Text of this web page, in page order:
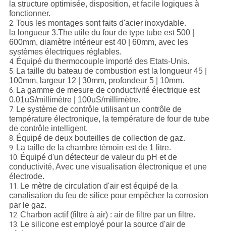
la structure optimisée, disposition, et facile logiques à
fonctionner.
2. Tous les montages sont faits d'acier inoxydable.
la longueur 3.The utile du four de type tube est 500 |
600mm, diamètre intérieur est 40 | 60mm, avec les
systèmes électriques réglables.
4. Équipé du thermocouple importé des Etats-Unis.
5. La taille du bateau de combustion est la longueur 45 |
100mm, largeur 12 | 30mm, profondeur 5 | 10mm.
6. La gamme de mesure de conductivité électrique est
0.01uS/millimètre | 100uS/millimètre.
7. Le système de contrôle utilisant un contrôle de
température électronique, la température de four de tube
de contrôle intelligent.
8. Équipé de deux bouteilles de collection de gaz.
9. La taille de la chambre témoin est de 1 litre.
10. Équipé d'un détecteur de valeur du pH et de
conductivité, Avec une visualisation électronique et une
électrode.
11. Le mètre de circulation d'air est équipé de la
canalisation du feu de silice pour empêcher la corrosion
par le gaz.
12. Charbon actif (filtre à air) : air de filtre par un filtre.
13. Le silicone est employé pour la source d'air de